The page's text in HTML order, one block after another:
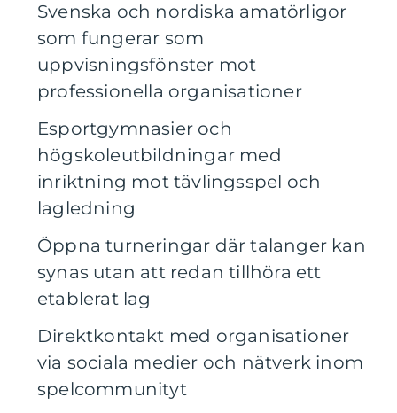
Svenska och nordiska amatörligor
som fungerar som
uppvisningsfönster mot
professionella organisationer
Esportgymnasier och
högskoleutbildningar med
inriktning mot tävlingsspel och
lagledning
Öppna turneringar där talanger kan
synas utan att redan tillhöra ett
etablerat lag
Direktkontakt med organisationer
via sociala medier och nätverk inom
spelcommunityt